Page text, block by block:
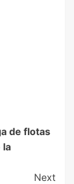
de flotas
la
Next